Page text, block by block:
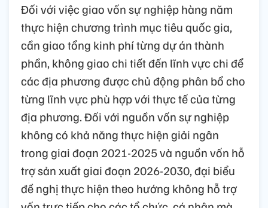
Đối với việc giao vốn sự nghiệp hàng năm
thực hiện chương trình mục tiêu quốc gia,
cần giao tổng kinh phí từng dự án thành
phần, không giao chi tiết đến lĩnh vực chi để
các địa phương được chủ động phân bổ cho
từng lĩnh vực phù hợp với thực tế của từng
địa phương. Đối với nguồn vốn sự nghiệp
không có khả năng thực hiện giải ngân
trong giai đoạn 2021-2025 và nguồn vốn hỗ
trợ sản xuất giai đoạn 2026-2030, đại biểu
đề nghị thực hiện theo hướng không hỗ trợ